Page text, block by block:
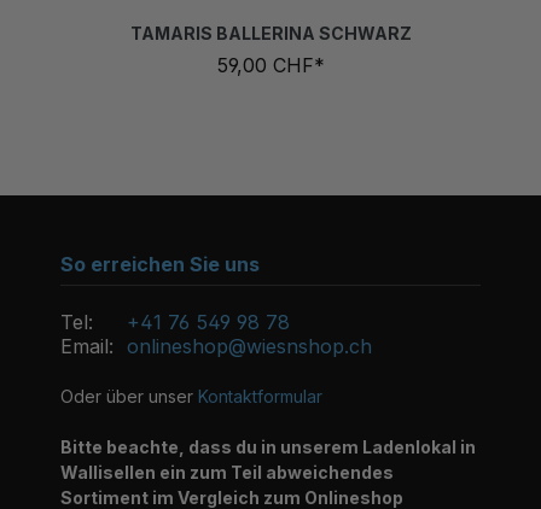
59,00 CHF*
So erreichen Sie uns
Tel:
+41 76 549 98 78
Email: onlineshop@wiesnshop.ch
Oder über unser Kontaktformular
Bitte beachte, dass du in unserem Ladenlokal in
Wallisellen ein zum Teil abweichendes
Sortiment im Vergleich zum Onlineshop